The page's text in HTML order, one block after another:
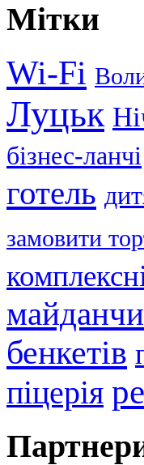
Мітки
Wi-Fi
Луцьк
бізнес-ланчі
готель
замовити
бенкетів
піцерія